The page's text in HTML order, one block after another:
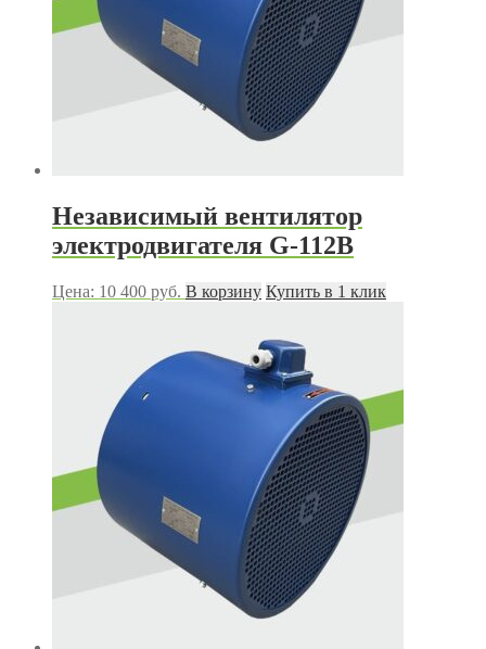
Независимый вентилятор
электродвигателя G-112B
Цена: 10 400 руб. В корзину Купить в 1 клик